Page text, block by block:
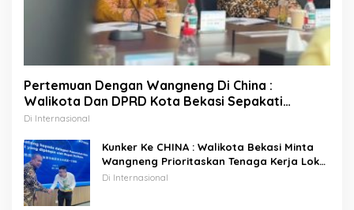
Pertemuan Dengan Wangneng Di China :
Walikota Dan DPRD Kota Bekasi Sepakati
Percepatan Pembangunan PSEL
Di Internasional
Kunker Ke CHINA : Walikota Bekasi Minta
Wangneng Prioritaskan Tenaga Kerja Lokal
Pada Proyek PSEL
Di Internasional